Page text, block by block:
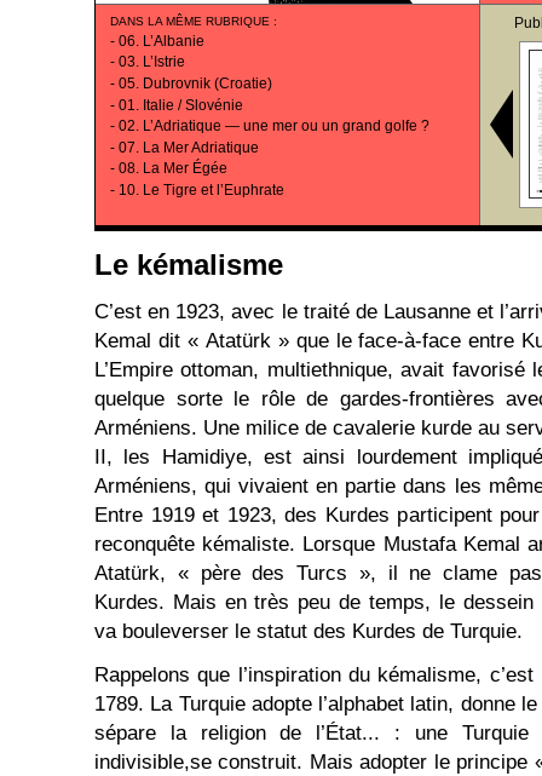
DANS LA MÊME RUBRIQUE :
- 06. L’Albanie
- 03. L’Istrie
- 05. Dubrovnik (Croatie)
- 01. Italie / Slovénie
- 02. L’Adriatique — une mer ou un grand golfe ?
- 07. La Mer Adriatique
- 08. La Mer Égée
- 10. Le Tigre et l’Euphrate
Le kémalisme
C’est en 1923, avec le traité de Lausanne et
Kemal dit « Atatürk » que le face-à-face entre
L’Empire ottoman, multiethnique, avait favorisé
quelque sorte le rôle de gardes-frontières
Arméniens. Une milice de cavalerie kurde au
II, les Hamidiye, est ainsi lourdement
Arméniens, qui vivaient en partie dans les
Entre 1919 et 1923, des Kurdes participent
reconquête kémaliste. Lorsque Mustafa Kemal
Atatürk, « père des Turcs », il ne clame
Kurdes. Mais en très peu de temps, le dessein
va bouleverser le statut des Kurdes de Turquie.
Rappelons que l’inspiration du kémalisme,
1789. La Turquie adopte l’alphabet latin, donne
sépare la religion de l’État... : une Turquie
indivisible,se construit. Mais adopter le principe